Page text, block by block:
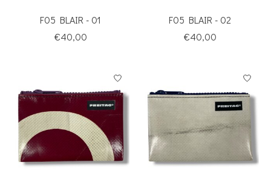
F05 BLAIR - 01
€40,00
F05 BLAIR - 02
€40,00